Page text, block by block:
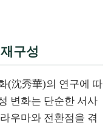
구성
(沈秀華)의 연구에 따
변화는 단순한 서사
우마와 전환점을 겪